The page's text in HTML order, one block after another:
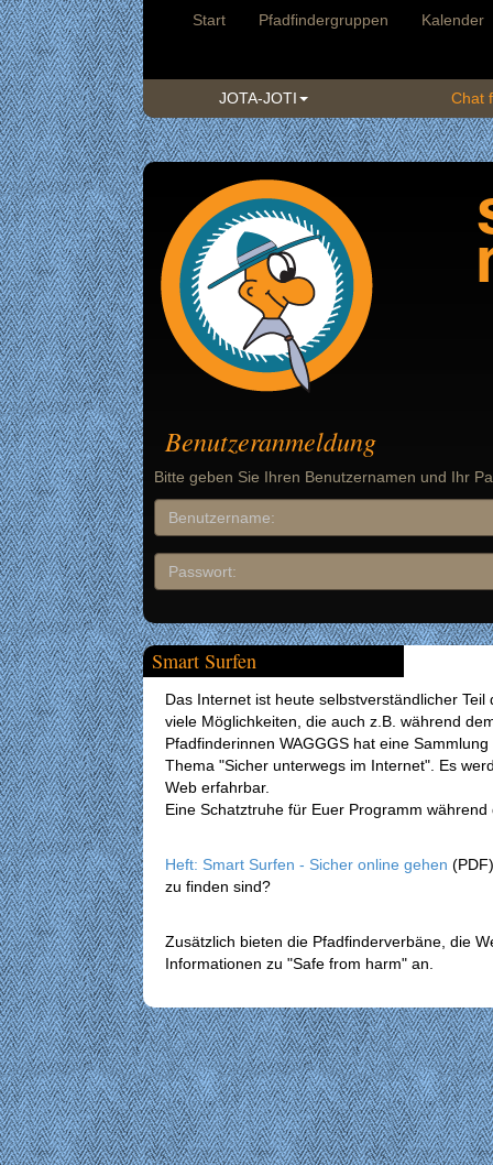
Start Pfadfindergruppen Kalender
JOTA-JOTI Chat
Benutzeranmeldung
Bitte geben Sie Ihren Benutzernamen und Ihr
Smart Surfen
Das Internet ist heute selbstverständlicher
viele Möglichkeiten, die auch z.B. während
Pfadfinderinnen WAGGGS hat eine
Thema "Sicher unterwegs im Internet". Es
Web erfahrbar.
Eine Schatztruhe für Euer Programm
Heft: Smart Surfen - Sicher online gehen
zu finden sind?
Zusätzlich bieten die Pfadfinderverbäne, die
Informationen zu "Safe from harm" an.